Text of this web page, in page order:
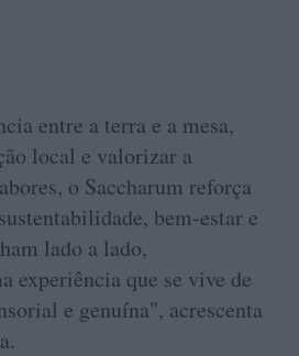
entre a terra e a mesa,
local e valorizar a
o Saccharum reforça
bem-estar e
lado a lado,
experiência que se vive de
e genuína", acrescenta